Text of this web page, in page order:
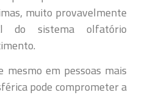
muito provavelmente
do sistema olfatório
mesmo em pessoas mais
pode comprometer a